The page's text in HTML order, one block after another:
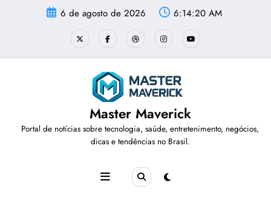
6 de agosto de 2026 6:14:21 AM
Master Maverick
Portal de notícias sobre tecnologia, saúde, entretenimento, negócios,
dicas e tendências no Brasil.